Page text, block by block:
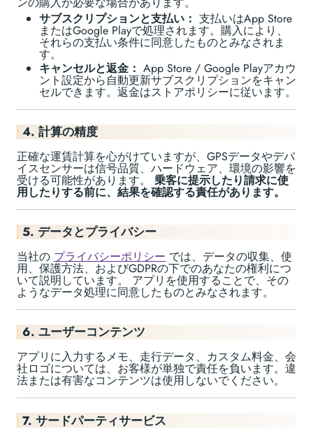
サブスクリプションと支払い： 支払いはApp Store
またはGoogle Playで処理されます。購入により、
それらの支払い条件に同意したものとみなされま
す。
キャンセルと返金： App Store / Google Playアカウ
ント設定から自動更新サブスクリプションをキャン
セルできます。返金はストアポリシーに従います。
4. 計算の精度
正確な運賃計算を心がけていますが、GPSデータやデバ
イスセンサーは信号品質、ハードウェア、環境の影響を
受ける可能性があります。 乗客に提示したり請求に使
用したりする前に、結果を確認する責任があります。
5. データとプライバシー
当社の プライバシーポリシー では、データの収集、使
用、保護方法、およびGDPRの下でのあなたの権利につ
いて説明しています。 アプリを使用することで、その
ようなデータ処理に同意したものとみなされます。
6. ユーザーコンテンツ
アプリに入力するメモ、走行データ、カスタム料金、会
社ロゴについては、お客様が単独で責任を負います。違
法または有害なコンテンツは使用しないでください。
7. サードパーティサービス